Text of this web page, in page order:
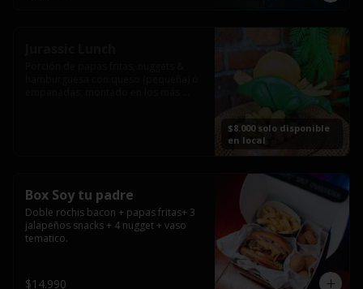
$8.000 solo disponible
en local
Box Soy tu padre
Doble rochis bacon + papas fritas+ 3
jalapeños snacks + 4 nugget + vaso
tematico.
$14.990